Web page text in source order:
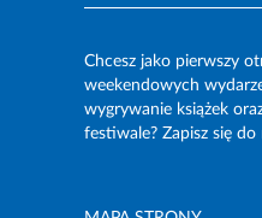
Chcesz jako pierwszy
weekendowych
wygrywanie książek
festiwale? Zapisz się